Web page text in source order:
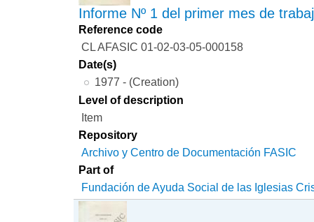
Informe Nº 1 del primer mes de
Reference code
CL AFASIC 01-02-03-05-000158
Date(s)
1977 - (Creation)
Level of description
Item
Repository
Archivo y Centro de Documentación FASIC
Part of
Fundación de Ayuda Social de las Iglesias